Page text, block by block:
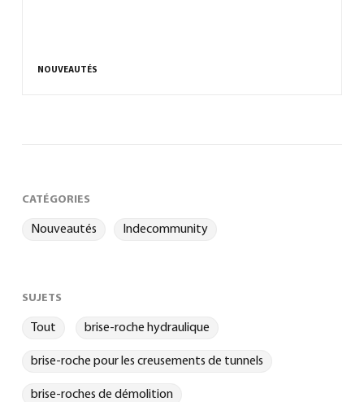
NOUVEAUTÉS
CATÉGORIES
Nouveautés Indecommunity
SUJETS
Tout brise-roche hydraulique
brise-roche pour les creusements de tunnels
brise-roches de démolition